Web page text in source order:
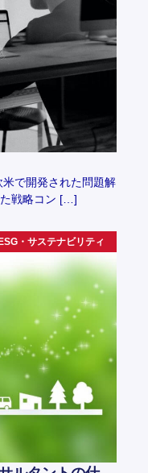
で開発された問題解
戦略コン […]
ESG・サステナビリティ